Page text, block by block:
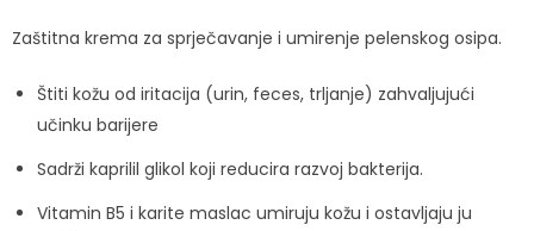
Zaštitna krema za sprječavanje i umirenje pelenskog osipa.
Štiti kožu od iritacija (urin, feces, trljanje) zahvaljujući
učinku barijere
Sadrži kaprilil glikol koji reducira razvoj bakterija.
Vitamin B5 i karite maslac umiruju kožu i ostavljaju ju